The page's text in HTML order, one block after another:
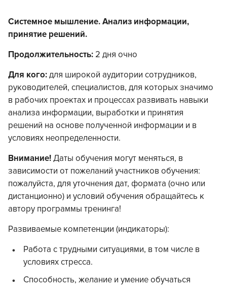
Системное мышление. Анализ информации,
принятие решений.
Продолжительность: 2 дня очно
Для кого: для широкой аудитории сотрудников,
руководителей, специалистов, для которых значимо
в рабочих проектах и процессах развивать навыки
анализа информации, выработки и принятия
решений на основе полученной информации и в
условиях неопределенности.
Внимание! Даты обучения могут меняться, в
зависимости от пожеланий участников обучения:
пожалуйста, для уточнения дат, формата (очно или
дистанционно) и условий обучения обращайтесь к
автору программы тренинга!
Развиваемые компетенции (индикаторы):
Работа с трудными ситуациями, в том числе в
условиях стресса.
Способность, желание и умение обучаться